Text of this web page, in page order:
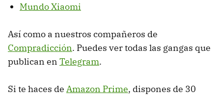
Mundo Xiaomi
Así como a nuestros compañeros de
Compradicción. Puedes ver todas las gangas que
publican en Telegram.
Si te haces de Amazon Prime, dispones de 30